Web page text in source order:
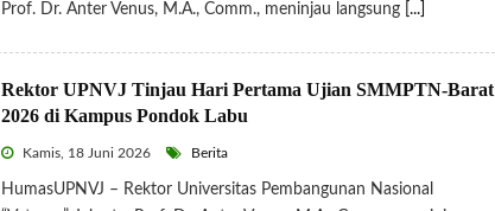
Prof. Dr. Anter Venus, M.A., Comm., meninjau langsung [...]
Rektor UPNVJ Tinjau Hari Pertama Ujian SMMPTN-Barat
2026 di Kampus Pondok Labu
Kamis, 18 Juni 2026 Berita
HumasUPNVJ – Rektor Universitas Pembangunan Nasional